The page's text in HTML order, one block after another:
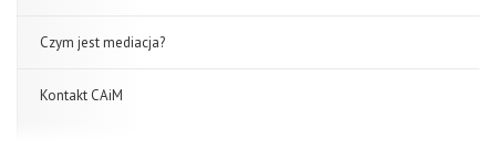
Czym jest mediacja?
Kontakt CAiM